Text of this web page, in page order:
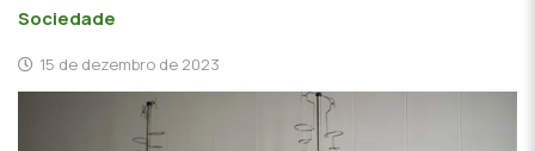
Sociedade
15 de dezembro de 2023